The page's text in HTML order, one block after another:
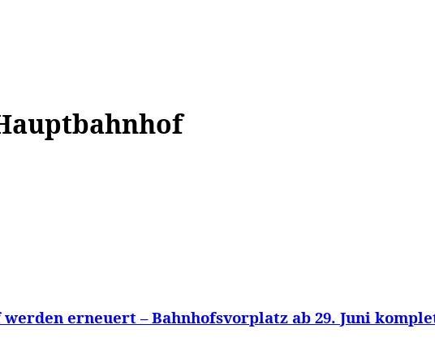
erneuert – Bahnhofsvorplatz ab 29. Juni